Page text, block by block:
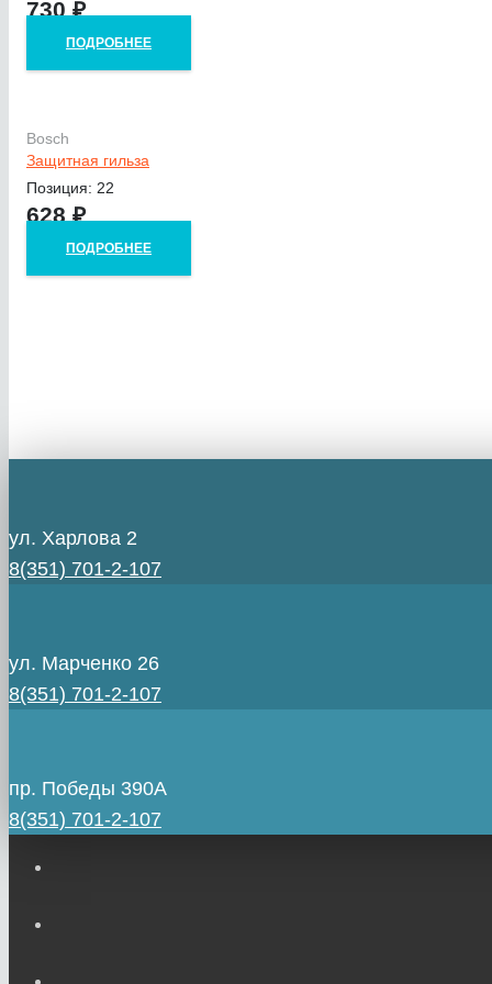
730₽
ПОДРОБНЕЕ
Bosch
Защитная гильза
Позиция: 22
628₽
ПОДРОБНЕЕ
ул. Харлова 2
8(351) 701-2-107
ул. Марченко 26
8(351) 701-2-107
пр. Победы 390А
8(351) 701-2-107